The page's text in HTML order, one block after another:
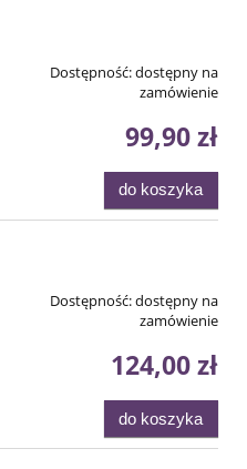
Dostępność:dostępny na
zamówienie
99,90 zł
do koszyka
Dostępność:dostępny na
zamówienie
124,00 zł
do koszyka